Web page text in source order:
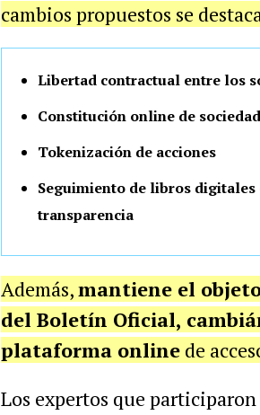
cambios propuestos se
Libertad contractual entre los
Constitución online de
Tokenización de acciones
Seguimiento de libros
transparencia
Además,mantiene el
del Boletín Oficial,
plataforma onlinede
Los expertos que